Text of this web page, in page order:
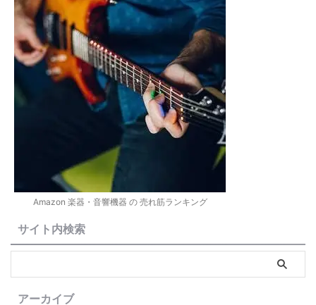
Amazon 楽器・音響機器 の 売れ筋ランキング
サイト内検索
アーカイブ